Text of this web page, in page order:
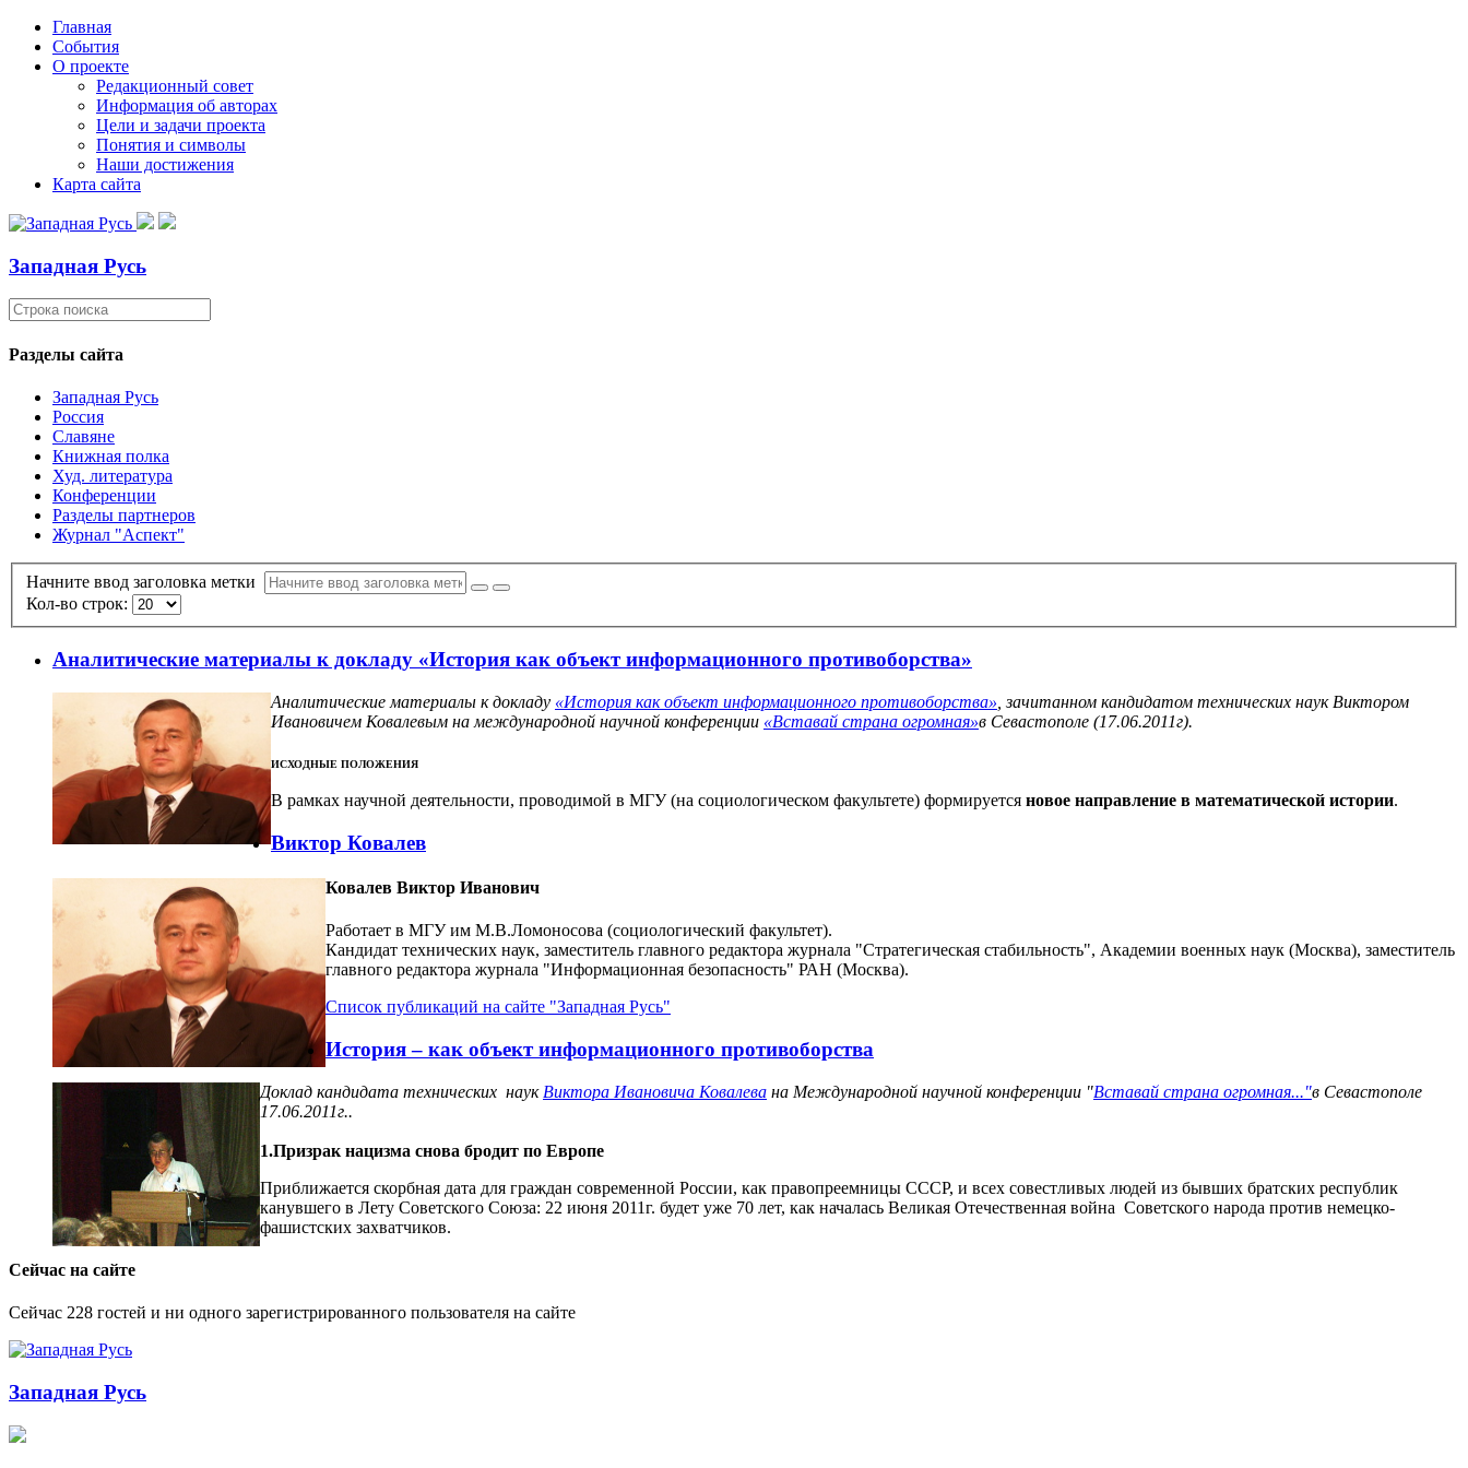
Главная
События
О проекте
Редакционный совет
Информация об авторах
Цели и задачи проекта
Понятия и символы
Наши достижения
Карта сайта
Западная Русь
Разделы сайта
Западная Русь
Россия
Славяне
Книжная полка
Худ. литература
Конференции
Разделы партнеров
Журнал "Аспект"
Начните ввод заголовка метки
Кол-во строк:
Аналитические материалы к докладу «История как объект информационного противоборства»
Аналитические материалы к докладу «История как объект информационного противоборства» , зачитанном кандидатом технических наук Виктором
Ивановичем Ковалевым на международной научной конференции «Вставай страна огромная»в Севастополе (17.06.2011г).
ИСХОДНЫЕ ПОЛОЖЕНИЯ
В рамках научной деятельности, проводимой в МГУ (на социологическом факультете) формируется новое направление в математической истории.
Виктор Ковалев
Ковалев Виктор Иванович
Работает в МГУ им М.В.Ломоносова (социологический факультет).
Кандидат технических наук, заместитель главного редактора журнала "Стратегическая стабильность", Академии военных наук (Москва), заместитель
главного редактора журнала "Информационная безопасность" РАН (Москва).
Список публикаций на сайте "Западная Русь"
История – как объект информационного противоборства
Доклад кандидата технических наук Виктора Ивановича Ковалева на Международной научной конференции "Вставай страна огромная..."в Севастополе
17.06.2011г..
1.Призрак нацизма снова бродит по Европе
Приближается скорбная дата для граждан современной России, как правопреемницы СССР, и всех совестливых людей из бывших братских республик
канувшего в Лету Советского Союза: 22 июня 2011г. будет уже 70 лет, как началась Великая Отечественная война Советского народа против немецко-
фашистских захватчиков.
Сейчас на сайте
Сейчас 228 гостей и ни одного зарегистрированного пользователя на сайте
Западная Русь